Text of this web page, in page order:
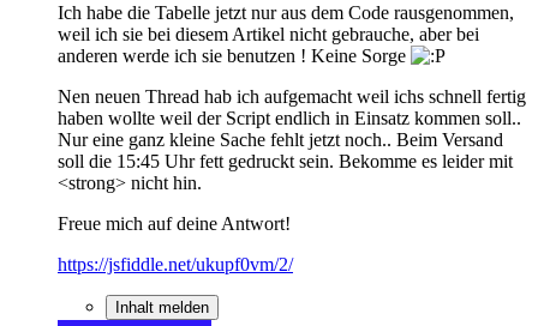
Ich habe die Tabelle jetzt nur aus dem Code rausgenommen,
weil ich sie bei diesem Artikel nicht gebrauche, aber bei
anderen werde ich sie benutzen ! Keine Sorge
Nen neuen Thread hab ich aufgemacht weil ichs schnell fertig
haben wollte weil der Script endlich in Einsatz kommen soll..
Nur eine ganz kleine Sache fehlt jetzt noch.. Beim Versand
soll die 15:45 Uhr fett gedruckt sein. Bekomme es leider mit
<strong> nicht hin.
Freue mich auf deine Antwort!
https://jsfiddle.net/ukupf0vm/2/
Inhalt melden